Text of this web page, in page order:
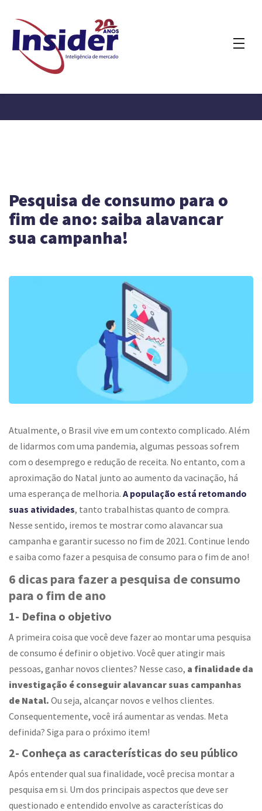
Pesquisa de consumo para o
fim de ano: saiba alavancar
sua campanha!
Atualmente, o Brasil vive em um contexto complicado. Além
de lidarmos com uma pandemia, algumas pessoas sofrem
com o desemprego e redução de receita. No entanto, com a
aproximação do Natal junto ao aumento da vacinação, há
uma esperança de melhoria. A população está retomando
suas atividades, tanto trabalhistas quanto de compra.
Nesse sentido, iremos te mostrar como alavancar sua
campanha e garantir sucesso no fim de 2021. Continue lendo
e saiba como fazer a pesquisa de consumo para o fim de ano!
6 dicas para fazer a pesquisa de consumo
para o fim de ano
1- Defina o objetivo
A primeira coisa que você deve fazer ao montar uma pesquisa
de consumo é definir o objetivo. Você quer atingir mais
pessoas, ganhar novos clientes? Nesse caso, a finalidade da
investigação é conseguir alavancar suas campanhas
de Natal. Ou seja, alcançar novos e velhos clientes.
Consequentemente, você irá aumentar as vendas. Meta
definida? Siga para o próximo item!
2- Conheça as características do seu público
Após entender qual sua finalidade, você precisa montar a
pesquisa em si. Um dos principais aspectos que deve ser
questionado e entendido envolve as características do